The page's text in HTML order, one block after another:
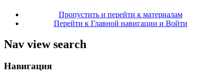
Пропустить и перейти к материалам
Перейти к Главной навигации и Войти
Nav view search
Навигация